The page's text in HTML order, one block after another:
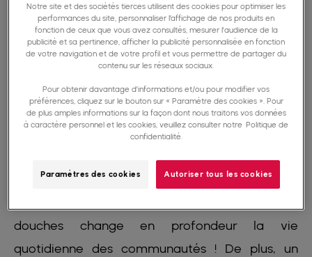
L’hygiène à portée de main
L’accès à une source d’eau propre dans un
village devientun instrument puissant pour
transformer les conditions d’hygiène de ses
Le simple fait de pouvoir se laver les mains,
douches change en profondeur la vie
quotidienne des communautés ! De plus, un
Notre site et des sociétés tierces utilisent des cookies pour optimiser les
performances du site, personnaliser l’affichage de nos produits en
fonction de ceux que vous avez consultés, mesurer l'audience de la
publicité et sa pertinence, afficher la publicité personnalisée en fonction
de votre navigation et de votre profil et vous permettre de partager du
contenu sur les réseaux sociaux.
Pour obtenir davantage d'informations et/ou pour modifier vos
préférences, cliquez sur le bouton sur « Paramètre des cookies ». Pour
de plus amples informations sur la façon dont nous traitons vos données
à caractère personnel et les cookies, veuillez consulter notre Politique de
confidentialité.
Paramètres des cookies Autoriser tous les cookies